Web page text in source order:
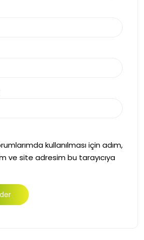
kullanılması için adım,
ve site adresim bu tarayıcıya